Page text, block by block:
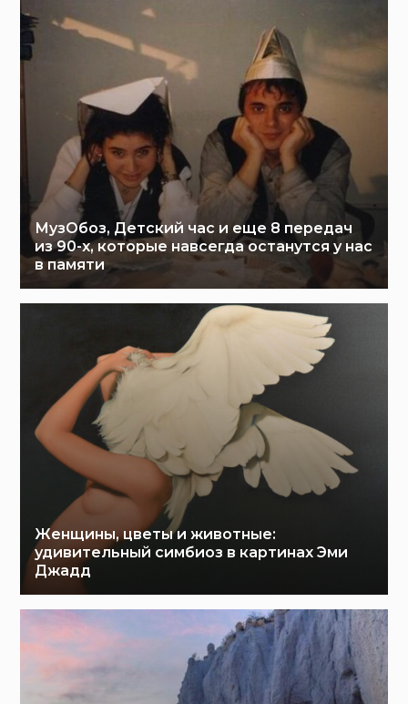
МузОбоз, Детский час и еще 8 передач
из 90-х, которые навсегда останутся у нас
в памяти
Женщины, цветы и животные:
удивительный симбиоз в картинах Эми
Джадд